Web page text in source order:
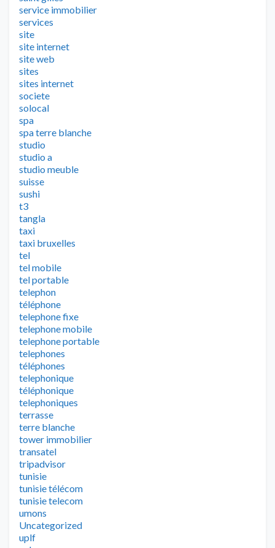
service immobilier
services
site
site internet
site web
sites
sites internet
societe
solocal
spa
spa terre blanche
studio
studio a
studio meuble
suisse
sushi
t3
tangla
taxi
taxi bruxelles
tel
tel mobile
tel portable
telephon
téléphone
telephone fixe
telephone mobile
telephone portable
telephones
téléphones
telephonique
téléphonique
telephoniques
terrasse
terre blanche
tower immobilier
transatel
tripadvisor
tunisie
tunisie télécom
tunisie telecom
umons
Uncategorized
uplf